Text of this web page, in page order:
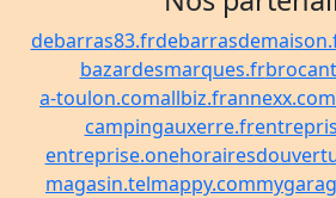
debarras83.fr
bazardesmarques.fr
a-toulon.comallbiz.frannexx.com
campingauxerre.fr
entreprise.one
magasin.telmappy.com